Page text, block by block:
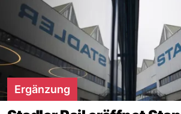
Ergänzung